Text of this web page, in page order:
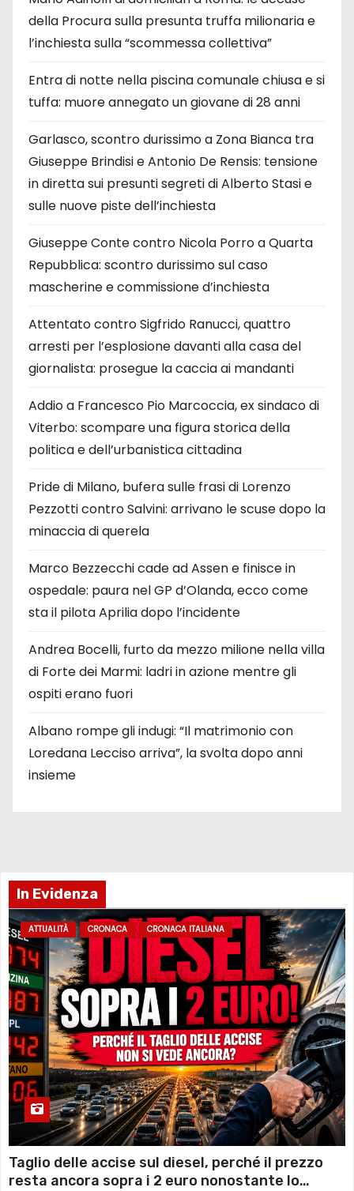
della Procura sulla presunta truffa milionaria e
l’inchiesta sulla “scommessa collettiva”
Entra di notte nella piscina comunale chiusa e si
tuffa: muore annegato un giovane di 28 anni
Garlasco, scontro durissimo a Zona Bianca tra
Giuseppe Brindisi e Antonio De Rensis: tensione
in diretta sui presunti segreti di Alberto Stasi e
sulle nuove piste dell’inchiesta
Giuseppe Conte contro Nicola Porro a Quarta
Repubblica: scontro durissimo sul caso
mascherine e commissione d’inchiesta
Attentato contro Sigfrido Ranucci, quattro
arresti per l’esplosione davanti alla casa del
giornalista: prosegue la caccia ai mandanti
Addio a Francesco Pio Marcoccia, ex sindaco di
Viterbo: scompare una figura storica della
politica e dell’urbanistica cittadina
Pride di Milano, bufera sulle frasi di Lorenzo
Pezzotti contro Salvini: arrivano le scuse dopo la
minaccia di querela
Marco Bezzecchi cade ad Assen e finisce in
ospedale: paura nel GP d’Olanda, ecco come
sta il pilota Aprilia dopo l’incidente
Andrea Bocelli, furto da mezzo milione nella villa
di Forte dei Marmi: ladri in azione mentre gli
ospiti erano fuori
Albano rompe gli indugi: “Il matrimonio con
Loredana Lecciso arriva”, la svolta dopo anni
insieme
In Evidenza
ATTUALITÀ CRONACA CRONACA ITALIANA
Taglio delle accise sul diesel, perché il prezzo
resta ancora sopra i 2 euro nonostante lo